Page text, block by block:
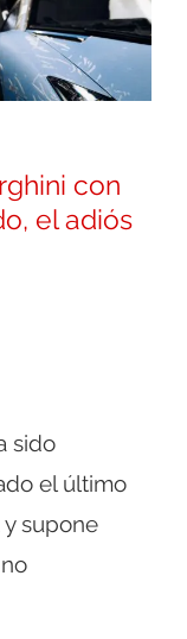
con
el adiós
sido
el último
supone